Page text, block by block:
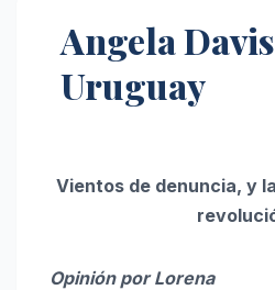
Angela
Uruguay
Vientos de denuncia, y
Opinión por Lorena